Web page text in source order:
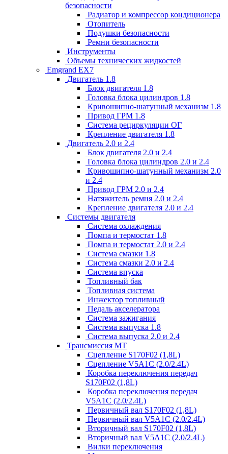
безопасности
Радиатор и компрессор кондиционера
Отопитель
Подушки безопасности
Ремни безопасности
Инструменты
Объемы технических жидкостей
Emgrand EX7
Двигатель 1.8
Блок двигателя 1.8
Головка блока цилиндров 1.8
Кривошипно-шатунный механизм 1.8
Привод ГРМ 1.8
Система рециркуляции ОГ
Крепление двигателя 1.8
Двигатель 2.0 и 2.4
Блок двигателя 2.0 и 2.4
Головка блока цилиндров 2.0 и 2.4
Кривошипно-шатунный механизм 2.0
и 2.4
Привод ГРМ 2.0 и 2.4
Натяжитель ремня 2.0 и 2.4
Крепление двигателя 2.0 и 2.4
Системы двигателя
Система охлаждения
Помпа и термостат 1.8
Помпа и термостат 2.0 и 2.4
Система смазки 1.8
Система смазки 2.0 и 2.4
Система впуска
Топливный бак
Топливная система
Инжектор топливный
Педаль акселератора
Система зажигания
Система выпуска 1.8
Система выпуска 2.0 и 2.4
Трансмиссия МТ
Сцепление S170F02 (1,8L)
Сцепление V5A1C (2.0/2.4L)
Коробка переключения передач
S170F02 (1,8L)
Коробка переключения передач
V5A1C (2.0/2.4L)
Первичный вал S170F02 (1,8L)
Первичный вал V5A1C (2.0/2.4L)
Вторичный вал S170F02 (1,8L)
Вторичный вал V5A1C (2.0/2.4L)
Вилки переключения